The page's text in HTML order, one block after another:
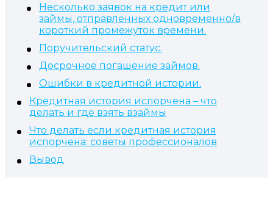
Несколько заявок на кредит или
займы, отправленных одновременно/в
короткий промежуток времени.
Поручительский статус.
Досрочное погашение займов.
Ошибки в кредитной истории.
Кредитная история испорчена – что
делать и где взять взаймы
Что делать если кредитная история
испорчена: советы профессионалов
Вывод